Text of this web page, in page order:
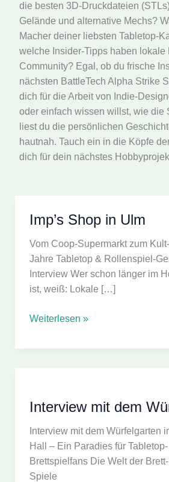
die besten 3D-Druckdateien
Gelände und alternative Mechs?
Macher deiner liebsten Tabletop-
welche Insider-Tipps haben lokale
Community? Egal, ob du frische
nächsten BattleTech Alpha Strike
dich für die Arbeit von Indie-
oder einfach wissen willst, wie die
liest du die persönlichen
hautnah. Tauch ein in die Köpfe
dich für dein nächstes
Imp’s Shop in Ulm
Vom Coop-Supermarkt zum
Jahre Tabletop & Rollenspiel-
Interview Wer schon länger im
ist, weiß: Lokale […]
Imp’s
in
Weiterlesen »
Interview mit dem
Interview mit dem Würfelgarten
Hall – Ein Paradies für Tabletop-
Brettspielfans Die Welt der
Spiele